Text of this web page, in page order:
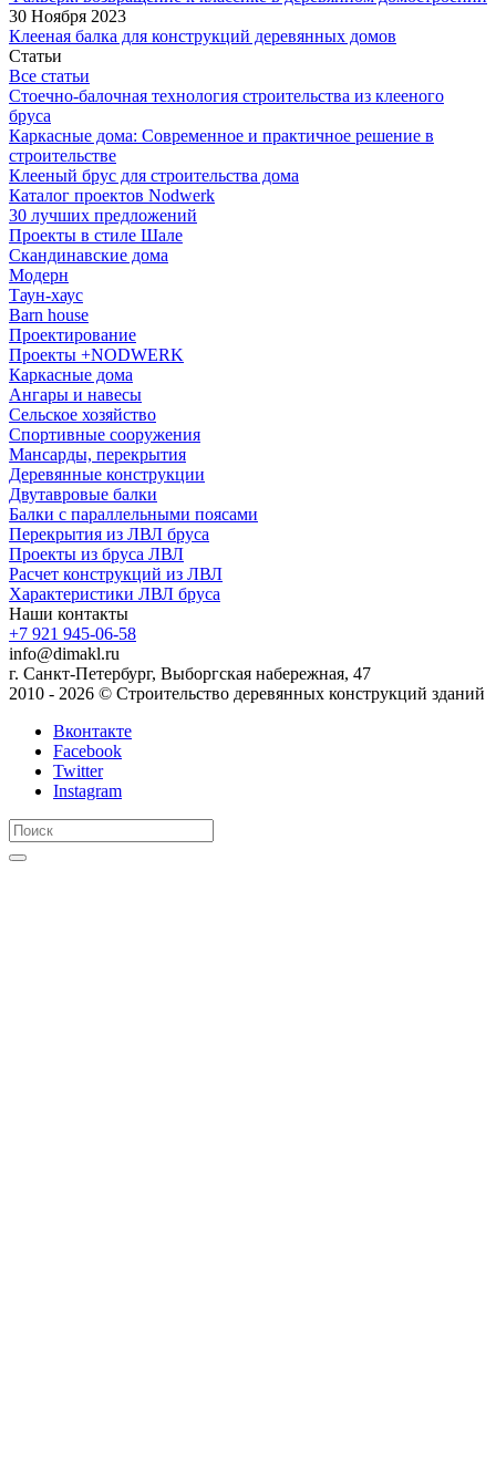
30 Ноября 2023
Клееная балка для конструкций деревянных домов
Статьи
Все статьи
Стоечно-балочная технология строительства из клееного
бруса
Каркасные дома: Современное и практичное решение в
строительстве
Клееный брус для строительства дома
Каталог проектов Nodwerk
30 лучших предложений
Проекты в стиле Шале
Скандинавские дома
Модерн
Таун-хаус
Barn house
Проектирование
Проекты +NODWERK
Каркасные дома
Ангары и навесы
Сельское хозяйство
Спортивные сооружения
Мансарды, перекрытия
Деревянные конструкции
Двутавровые балки
Балки с параллельными поясами
Перекрытия из ЛВЛ бруса
Проекты из бруса ЛВЛ
Расчет конструкций из ЛВЛ
Xарактеристики ЛВЛ бруса
Наши контакты
+7 921 945-06-58
info@dimakl.ru
г. Санкт-Петербург, Выборгская набережная, 47
2010 - 2026 © Строительство деревянных конструкций зданий
Вконтакте
Facebook
Twitter
Instagram